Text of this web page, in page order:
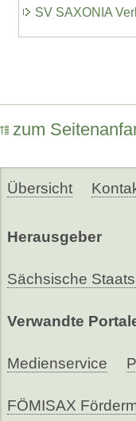
SV SAXONIA
zum
Übersicht
Herausgeber
Sächsische
Verwandte
Medienservice
FÖMISAX